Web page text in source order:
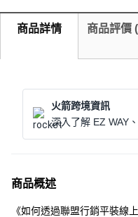
商品詳情 商品評價 (
火箭跨境資訊
深入了解 EZ WAY
商品概述
《如何透過聯盟行銷平裝線